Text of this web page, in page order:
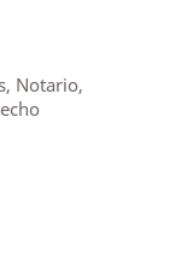
Notario,